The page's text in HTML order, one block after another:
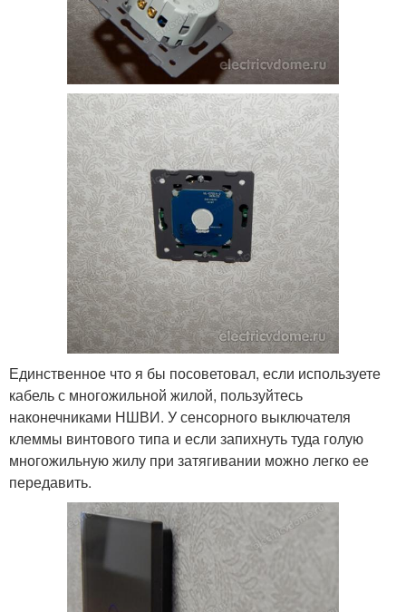
Единственное что я бы посоветовал, если используете
кабель с многожильной жилой, пользуйтесь
наконечниками НШВИ. У сенсорного выключателя
клеммы винтового типа и если запихнуть туда голую
многожильную жилу при затягивании можно легко ее
передавить.